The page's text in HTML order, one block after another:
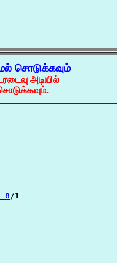
சொடுக்கவும்
அடியில்
8/1